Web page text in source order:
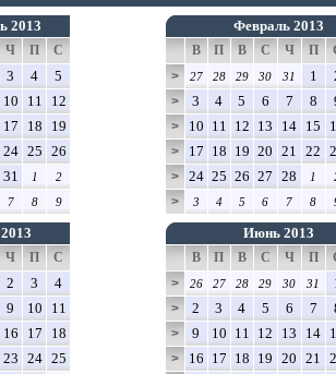
2013
Ч П
С
3 4 5
10 11 12
17 18 19
24 25 26
31 1 2
7 8 9
Февраль 2013
В П В С Ч П
>
27 28 29 30 31 1
> 3 4 5 6 7 8
> 10 11 12 13 14 15
> 17 18 19 20 21 22
> 24 25 26 27 28 1
> 3 4 5 6 7 8
Ч П
С
2 3 4
9 10 11
16 17 18
23 24 25
Июнь 2013
В П В С Ч П
>
26 27 28 29 30 31
> 2 3 4 5 6 7
> 9 10 11 12 13 14
> 16 17 18 19 20 21